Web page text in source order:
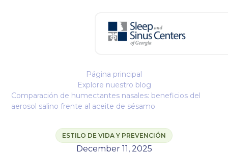
Página principal
Explore nuestro blog
Comparación de humectantes nasales: beneficios del
aerosol salino frente al aceite de sésamo
ESTILO DE VIDA Y PREVENCIÓN
December 11, 2025